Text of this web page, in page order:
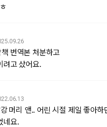
번역본 처분하고
려고 샀어요.
머리 앤.. 어린 시절 제일 좋아하
네요.